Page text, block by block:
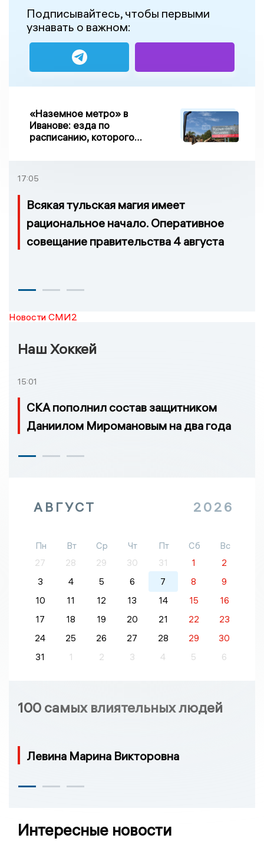
Подписывайтесь, чтобы первыми
узнавать о важном:
«Наземное метро» в
Иванове: езда по
расписанию, которого
17:05
Всякая тульская магия имеет
рациональное начало. Оперативное
совещание правительства 4 августа
Новости СМИ2
Наш Хоккей
15:01
СКА пополнил состав защитником
Даниилом Миромановым на два года
АВГУСТ 2026
Пн Вт Ср Чт Пт Сб
Вс
27
28 29 30 31 1
2
3
4 5 6 7 8
9
10
11 12 13 14 15
16
17
18 19 20 21 22
23
24
25 26 27 28 29
30
31
1 2 3 4 5 6
100 самых влиятельных людей
Левина Марина Викторовна
Интересные новости